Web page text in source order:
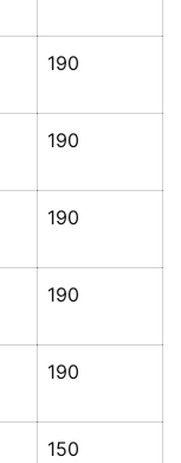
190
190
190
190
190
150